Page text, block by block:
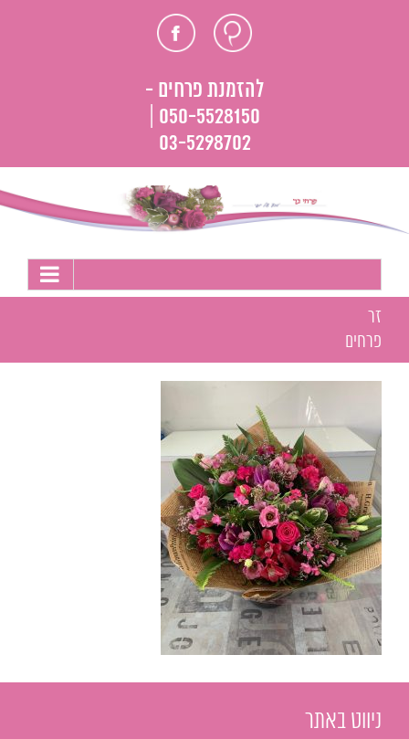
חוות פייסבוק
להזמנת פרחים -
050-5528150 |
03-5298702
זר
פרחים
ניווט באתר